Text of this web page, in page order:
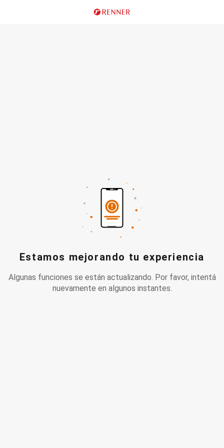
Estamos mejorando tu experiencia
Algunas funciones se están actualizando. Por favor, intentá
nuevamente en algunos instantes.